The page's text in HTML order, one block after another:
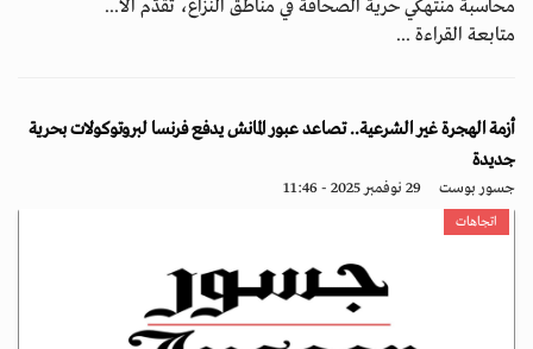
محاسبة منتهكي حرية الصحافة في مناطق النزاع، تقدّم الا...
متابعة القراءة ...
أزمة الهجرة غير الشرعية.. تصاعد عبور المانش يدفع فرنسا لبروتوكولات بحرية
جديدة
جسور بوست 29 نوفمبر 2025 - 11:46
اتجاهات